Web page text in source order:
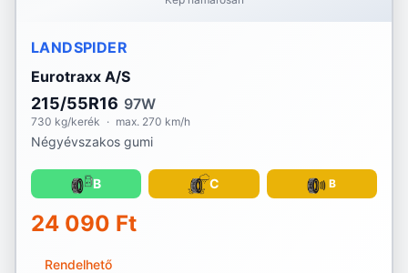
LANDSPIDER
Eurotraxx A/S
215/55R16 97W
730 kg/kerék · max. 270 km/h
Négyévszakos gumi
B C B
24 090 Ft
Rendelhető